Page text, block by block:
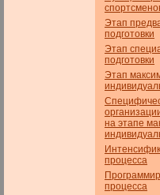
Этап
подготовки
Этап
подготовки
Этап
на этапе
процесса
процесса